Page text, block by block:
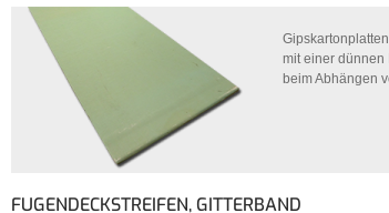
mit einer dünnen
beim Abhängen
FUGENDECKSTREIFEN, GITTERBAND